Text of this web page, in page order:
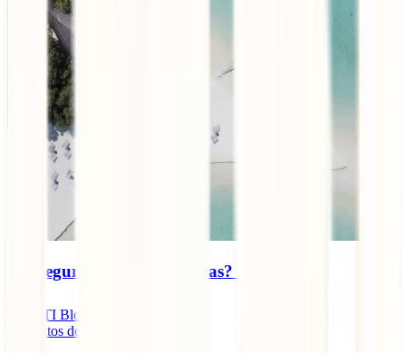
¿Es seguro viajar a Maldivas? 2025
IATI Blog
minutos de lectura